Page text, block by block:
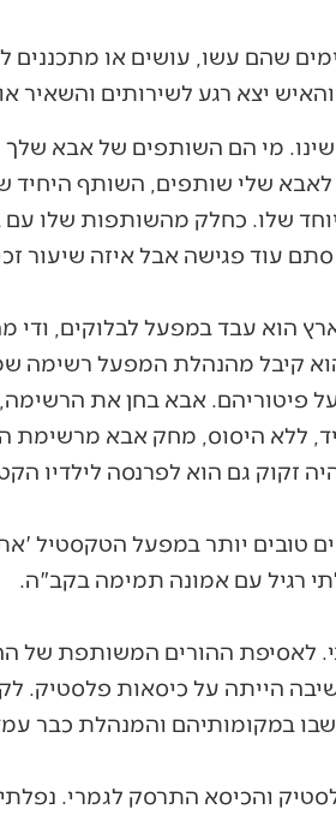
שהם עשו, עושים או מתכננים
יצא רגע לשירותים והשאיר
מי הם השותפים של אבא
לאבא שלי שותפים, השותף
שלו. כחלק מהשותפות שלו עם
עוד פגישה אבל איזה שיעור
הוא עבד במפעל לבלוקים, ודי
קיבל מהנהלת המפעל רשימה
על פיטוריהם. אבא בחן את
ללא היסוס, מחק אבא
זקוק גם הוא לפרנסה לילדיו
טובים יותר במפעל הטקסטיל
רגיל עם אמונה תמימה בקב"ה.
לאסיפת ההורים המשותפת של
הייתה על כיסאות פלסטיק.
במקומותיהם והמנהלת כבר
והכיסא התרסק לגמרי.